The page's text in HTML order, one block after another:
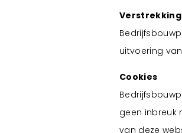
uitvoering
Cookies
geen inbreuk
van deze